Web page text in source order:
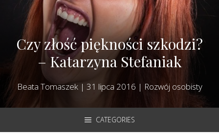
Czy złość piękności szkodzi?
– Katarzyna Stefaniak
Beata Tomaszek| 31 lipca 2016 | Rozwój osobisty
CATEGORIES